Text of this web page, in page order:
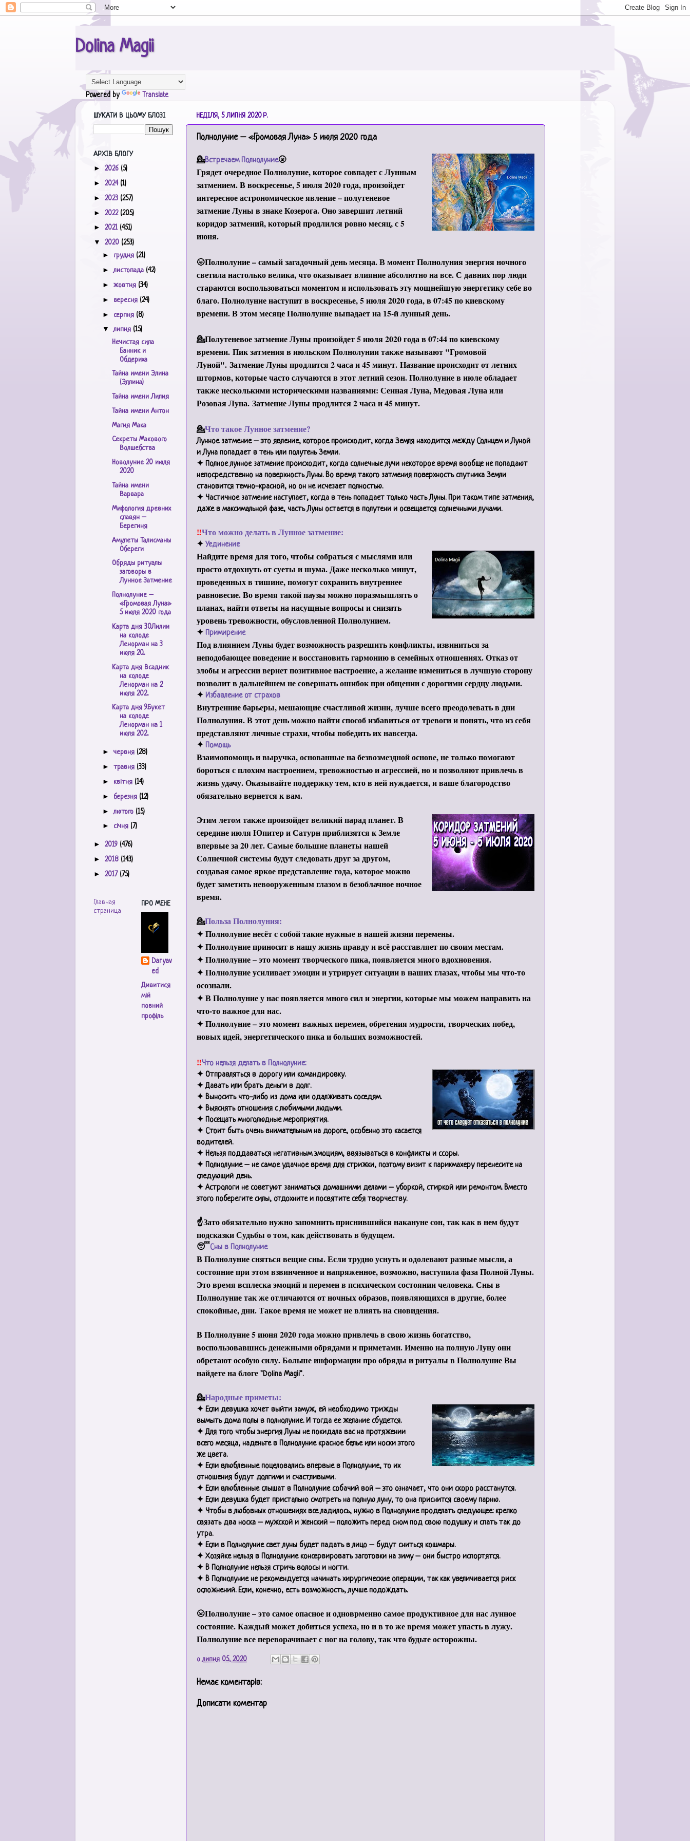
Dolina Magii
Powered by Translate
НЕДІЛЯ, 5 ЛИПНЯ 2020 Р.
Полнолуние – «Громовая Луна» 5 июля 2020 года
💁Встречаем Полнолуние🌝
Грядет очередное Полнолуние, которое совпадет с Лунным
затмением. В воскресенье, 5 июля 2020 года, произойдет
интересное астрономическое явление – полутеневое
затмение Луны в знаке Козерога. Оно завершит летний
коридор затмений, который продлился ровно месяц, с 5
июня.
🌝Полнолуние – самый загадочный день месяца. В момент Полнолуния энергия ночного
светила настолько велика, что оказывает влияние абсолютно на все. С давних пор люди
стараются воспользоваться моментом и использовать эту мощнейшую энергетику себе во
благо. Полнолуние наступит в воскресенье, 5 июля 2020 года, в 07:45 по киевскому
времени. В этом месяце Полнолуние выпадает на 15-й лунный день.
💁Полутеневое затмение Луны произойдет 5 июля 2020 года в 07:44 по киевскому
времени. Пик затмения в июльском Полнолунии также называют "Громовой
Луной". Затмение Луны продлится 2 часа и 45 минут. Название происходит от летних
штормов, которые часто случаются в этот летний сезон. Полнолуние в июле обладает
также несколькими историческими названиями: Сенная Луна, Медовая Луна или
Розовая Луна. Затмение Луны продлится 2 часа и 45 минут.
💁Что такое Лунное затмение?
Лунное затмение – это явление, которое происходит, когда Земля находится между Солнцем и Луной
и Луна попадает в тень или полутень Земли.
✦ Полное лунное затмение происходит, когда солнечные лучи некоторое время вообще не попадают
непосредственно на поверхность Луны. Во время такого затмения поверхность спутника Земли
становится темно-красной, но он не исчезает полностью.
✦ Частичное затмение наступает, когда в тень попадает только часть Луны. При таком типе затмения,
даже в максимальной фазе, часть Луны остается в полутени и освещается солнечными лучами.
‼️Что можно делать в Лунное затмение:
✦ Уединение
Найдите время для того, чтобы собраться с мыслями или
просто отдохнуть от суеты и шума. Даже несколько минут,
проведенных в тишине, помогут сохранить внутреннее
равновесие. Во время такой паузы можно поразмышлять о
планах, найти ответы на насущные вопросы и снизить
уровень тревожности, обусловленной Полнолунием.
✦ Примирение
Под влиянием Луны будет возможность разрешить конфликты, извиниться за
неподобающее поведение и восстановить гармонию в семейных отношениях. Отказ от
злобы и агрессии вернет позитивное настроение, а желание измениться в лучшую сторону
позволит в дальнейшем не совершать ошибок при общении с дорогими сердцу людьми.
✦ Избавление от страхов
Внутренние барьеры, мешающие счастливой жизни, лучше всего преодолевать в дни
Полнолуния. В этот день можно найти способ избавиться от тревоги и понять, что из себя
представляют личные страхи, чтобы победить их навсегда.
✦ Помощь
Взаимопомощь и выручка, основанные на безвозмездной основе, не только помогают
бороться с плохим настроением, тревожностью и агрессией, но и позволяют привлечь в
жизнь удачу. Оказывайте поддержку тем, кто в ней нуждается, и ваше благородство
обязательно вернется к вам.
Этим летом также произойдет великий парад планет. В
середине июля Юпитер и Сатурн приблизятся к Земле
впервые за 20 лет. Самые большие планеты нашей
Солнечной системы будут следовать друг за другом,
создавая самое яркое представление года, которое можно
будет заметить невооруженным глазом в безоблачное ночное
время.
💁Польза Полнолуния:
✦ Полнолуние несёт с собой такие нужные в нашей жизни перемены.
✦ Полнолуние приносит в нашу жизнь правду и всё расставляет по своим местам.
✦ Полнолуние – это момент творческого пика, появляется много вдохновения.
✦ Полнолуние усиливает эмоции и утрирует ситуации в наших глазах, чтобы мы что-то
осознали.
✦ В Полнолуние у нас появляется много сил и энергии, которые мы можем направить на
что-то важное для нас.
✦ Полнолуние – это момент важных перемен, обретения мудрости, творческих побед,
новых идей, энергетического пика и больших возможностей.
‼️Что нельзя делать в Полнолуние:
✦ Отправляться в дорогу или командировку.
✦ Давать или брать деньги в долг.
✦ Выносить что-либо из дома или одалживать соседям.
✦ Выяснять отношения с любимыми людьми.
✦ Посещать многолюдные мероприятия.
✦ Стоит быть очень внимательным на дороге, особенно это касается
водителей.
✦ Нельзя поддаваться негативным эмоциям, ввязываться в конфликты и ссоры.
✦ Полнолуние – не самое удачное время для стрижки, поэтому визит к парикмахеру перенесите на
следующий день.
✦ Астрологи не советуют заниматься домашними делами – уборкой, стиркой или ремонтом. Вместо
этого поберегите силы, отдохните и посвятите себя творчеству.
☝Зато обязательно нужно запомнить приснившийся накануне сон, так как в нем будут
подсказки Судьбы о том, как действовать в будущем.
😴 Сны в Полнолуние
В Полнолуние сняться вещие сны. Если трудно уснуть и одолевают разные мысли, а
состояние при этом взвинченное и напряженное, возможно, наступила фаза Полной Луны.
Это время всплеска эмоций и перемен в психическом состоянии человека. Сны в
Полнолуние так же отличаются от ночных образов, появляющихся в другие, более
спокойные, дни. Такое время не может не влиять на сновидения.
В Полнолуние 5 июня 2020 года можно привлечь в свою жизнь богатство,
воспользовавшись денежными обрядами и приметами. Именно на полную Луну они
обретают особую силу. Больше информации про обряды и ритуалы в Полнолуние Вы
найдете на блоге "Dolina Magii".
💁Народные приметы:
✦ Если девушка хочет выйти замуж, ей необходимо трижды
вымыть дома полы в полнолуние. И тогда ее желание сбудется.
✦ Для того чтобы энергия Луны не покидала вас на протяжении
всего месяца, наденьте в Полнолуние красное белье или носки этого
же цвета.
✦ Если влюбленные поцеловались впервые в Полнолуние, то их
отношения будут долгими и счастливыми.
✦ Если влюбленные слышат в Полнолуние собачий вой – это означает, что они скоро расстанутся.
✦ Если девушка будет пристально смотреть на полную луну, то она приснится своему парню.
✦ Чтобы в любовных отношениях все ладилось, нужно в Полнолуние проделать следующее: крепко
связать два носка – мужской и женский – положить перед сном под свою подушку и спать так до
утра.
✦ Если в Полнолуние свет луны будет падать в лицо – будут сниться кошмары.
✦ Хозяйке нельзя в Полнолуние консервировать заготовки на зиму – они быстро испортятся.
✦ В Полнолуние нельзя стричь волосы и ногти.
✦ В Полнолуние не рекомендуется начинать хирургические операции, так как увеличивается риск
осложнений. Если, конечно, есть возможность, лучше подождать.
🌝Полнолуние – это самое опасное и одноврменно самое продуктивное для нас лунное
состояние. Каждый может добиться успеха, но и в то же время может упасть в лужу.
Полнолуние все переворачивает с ног на голову, так что будьте осторожны.
олипня 05, 2020
Немає коментарів:
Дописати коментар
ШУКАТИ В ЦЬОМУ БЛОЗІ
АРХІВ БЛОГУ
► 2026 (5)
► 2024 (1)
► 2023 (257)
► 2022 (205)
► 2021 (451)
▼ 2020 (253)
► грудня (21)
►листопада (42)
►жовтня (34)
► вересня (24)
► серпня (8)
▼липня (15)
Нечистая сила
Банник и
Обдериха
Тайна имени Элина
(Эллина)
Тайна имени Лилия
Тайна имени Антон
Магия Мака
Секреты Макового
Волшебства
Новолуние 20 июля
2020
Тайна имени
Варвара
Мифология древних
славян –
Берегиня
Амулеты Талисманы
Обереги
Обряды ритуалы
заговоры в
Лунное Затмение
Полнолуние –
«Громовая Луна»
5 июля 2020 года
Карта дня 30.Лилии
на колоде
Ленорман на 3
июля 20...
Карта дня Всадник
на колоде
Ленорман на 2
июля 202...
Карта дня 9.Букет
на колоде
Ленорман на 1
июля 202...
►червня (28)
►травня (33)
► квітня (14)
► березня (12)
►лютого (15)
► січня (7)
► 2019 (476)
► 2018 (143)
► 2017 (75)
Главная
страница
ПРО МЕНЕ
Daryav
ed
Дивитися
мій
повний
профіль